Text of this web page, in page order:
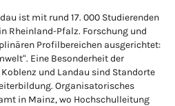
ist mit rund 17. 000 Studierenden
Rheinland-Pfalz. Forschung und
Profilbereichen ausgerichtet:
Eine Besonderheit der
und Landau sind Standorte
Organisatorisches
in Mainz, wo Hochschulleitung